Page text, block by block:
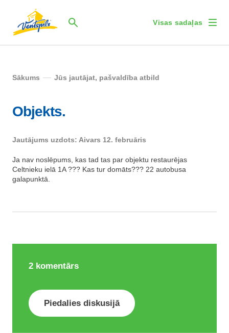
Visas sadaļas
Sākums Jūs jautājat, pašvaldība atbild
Objekts.
Jautājums uzdots: Aivars 12. februāris
Ja nav noslēpums, kas tad tas par objektu restaurējas
Celtnieku ielā 1A ??? Kas tur domāts??? 22 autobusa
galapunktā.
2 komentārs
Piedalies diskusijā